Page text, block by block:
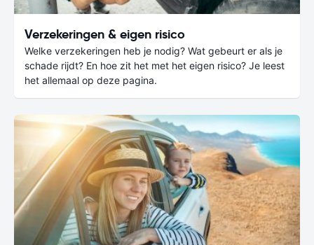
Verzekeringen & eigen risico
Welke verzekeringen heb je nodig? Wat gebeurt er als je
schade rijdt? En hoe zit het met het eigen risico? Je leest
het allemaal op deze pagina.